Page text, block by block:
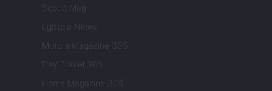
Scoop Mag
Lgbtqia News
Motors Magazine 365
Day Travel 365
Home Magazine 365